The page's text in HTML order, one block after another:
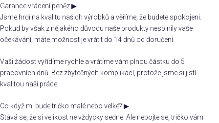
Garance vrácení peněz▶
Jsme hrdí na kvalitu našich výrobků a věříme, že budete spokojeni.
Pokud by však z nějakého důvodu naše produkty nesplnily vaše
očekávání, máte možnost je vrátit do 14 dnů od doručení.
Vaši žádost vyřídíme rychle a vrátíme vám plnou částku do 5
pracovních dnů. Bez zbytečných komplikací, protože jsme si jistí
kvalitou naší práce.
Co když mi bude tričko malé nebo velké? ▶
Stává se, že si velikost ne vždycky sedne. Ale nebojte se, tričko vám